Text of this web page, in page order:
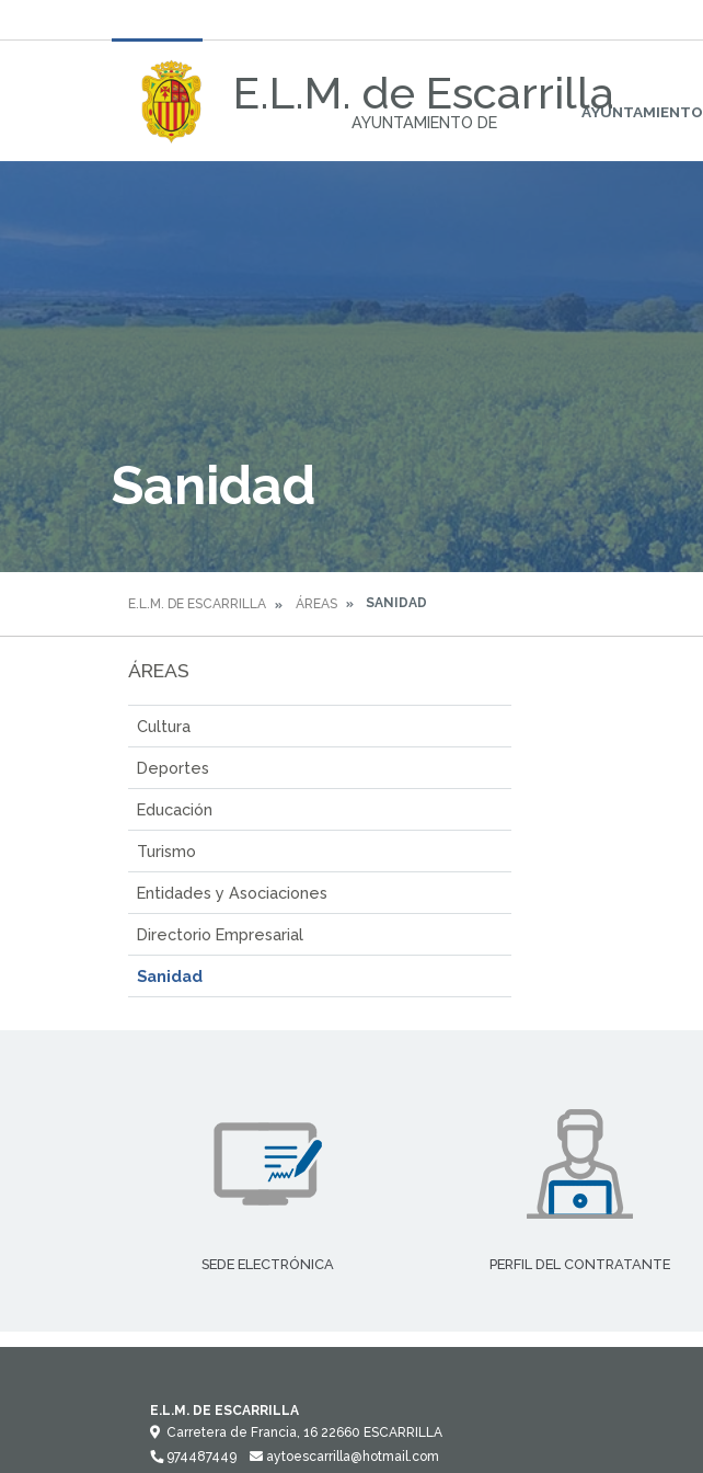
E.L.M. de Escarrilla
AYUNTAMIENTO DE
AYUNTAMIENTO
Sanidad
E.L.M. DE ESCARRILLA ÁREAS SANIDAD
ÁREAS
Cultura
Deportes
Educación
Turismo
Entidades y Asociaciones
Directorio Empresarial
Sanidad
SEDE ELECTRÓNICA PERFIL DEL CONTRATANTE
E.L.M. DE ESCARRILLA
Carretera de Francia, 16 22660 ESCARRILLA
974487449
aytoescarrilla@hotmail.com